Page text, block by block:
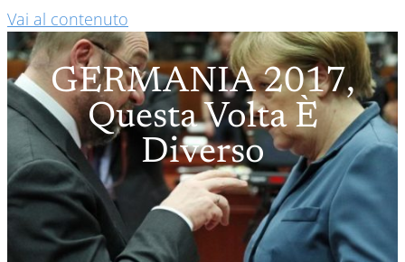
Vai al contenuto
GERMANIA 2017,
Questa Volta È
Diverso